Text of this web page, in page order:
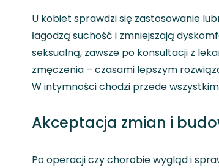
U kobiet sprawdzi się zastosowanie
łagodzą suchość i zmniejszają
seksualną, zawsze po konsultacji z
zmęczenia – czasami lepszym
W intymności chodzi przede
Akceptacja zmian i
Po operacji czy chorobie wygląd i